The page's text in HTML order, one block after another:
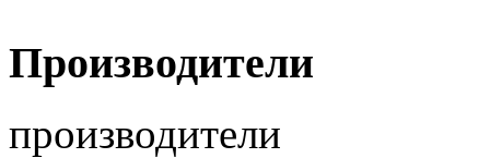
Производители
производители